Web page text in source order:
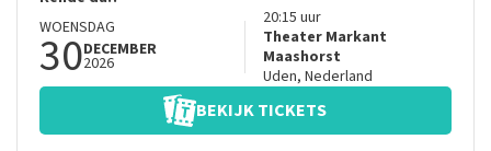
WOENSDAG
30DECEMBER
2026
20:15 uur
Theater Markant
Maashorst
Uden, Nederland
BEKIJK TICKETS